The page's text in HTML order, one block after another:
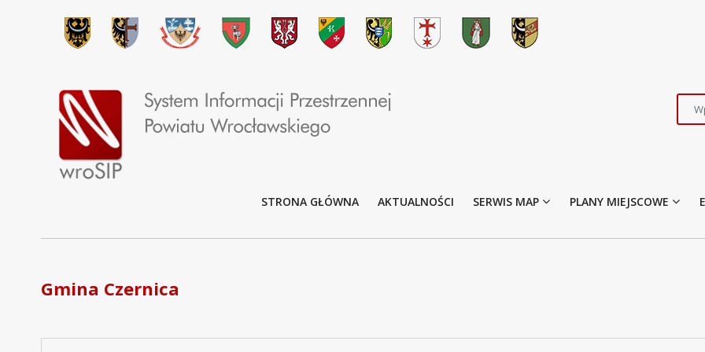
STRONA GŁÓWNA AKTUALNOŚCI SERWIS MAP PLANY MIEJSCOWE
Gmina Czernica